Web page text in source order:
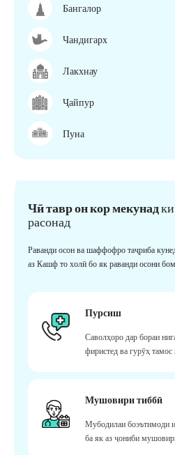
Бангалор
Чандигарх
Лакхнау
Ҷайпур
Пуна
Чӣ тавр он кор мекунад
расонад
Раванди осон ва шаффофро таҷриба
аз Кашф то холӣ бо як раванди осони
Пурсиш
Саволҳоро дар бораи
фиристед ва гурӯҳ
Мушовири тиббӣ
Мубодилаи боэътимоди
ба як аз ҷониби